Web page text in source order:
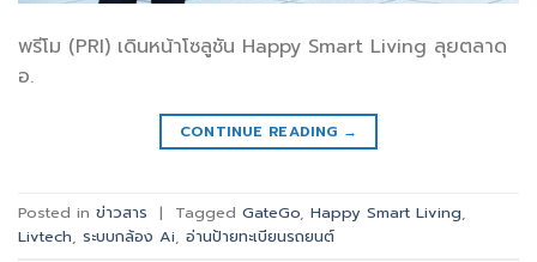
พรีโม (PRI) เดินหน้าโซลูชัน Happy Smart Living ลุยตลาด
อ.
CONTINUE READING →
Posted in ข่าวสาร | Tagged GateGo, Happy Smart Living,
Livtech, ระบบกล้อง Ai, อ่านป้ายทะเบียนรถยนต์